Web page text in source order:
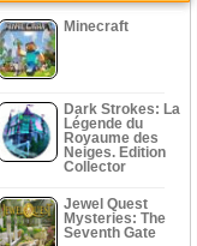
Minecraft
Dark Strokes: La
Légende du
Royaume des
Neiges. Edition
Collector
Jewel Quest
Mysteries: The
Seventh Gate